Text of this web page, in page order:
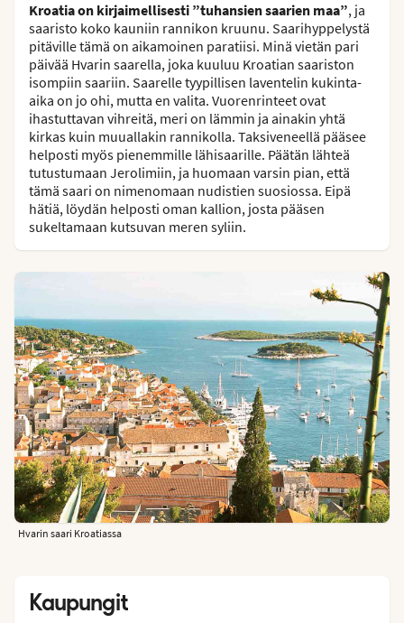
Kroatia on kirjaimellisesti ”tuhansien saarien maa”, ja
saaristo koko kauniin rannikon kruunu. Saarihyppelystä
pitäville tämä on aikamoinen paratiisi. Minä vietän pari
päivää Hvarin saarella, joka kuuluu Kroatian saariston
isompiin saariin. Saarelle tyypillisen laventelin kukinta-
aika on jo ohi, mutta en valita. Vuorenrinteet ovat
ihastuttavan vihreitä, meri on lämmin ja ainakin yhtä
kirkas kuin muuallakin rannikolla. Taksiveneellä pääsee
helposti myös pienemmille lähisaarille. Päätän lähteä
tutustumaan Jerolimiin, ja huomaan varsin pian, että
tämä saari on nimenomaan nudistien suosiossa. Eipä
hätiä, löydän helposti oman kallion, josta pääsen
sukeltamaan kutsuvan meren syliin.
Hvarin saari Kroatiassa
Kaupungit